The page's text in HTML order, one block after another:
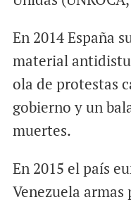
En 2014 España
material
ola de protestas
gobierno y un
muertes.
En 2015 el país
Venezuela